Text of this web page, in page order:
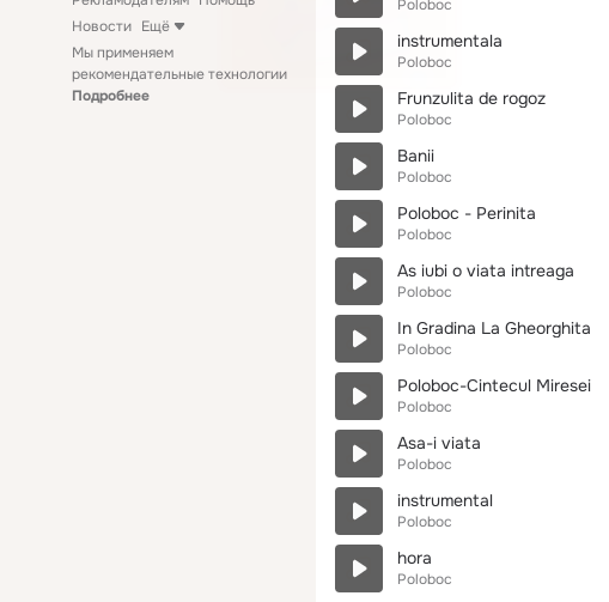
Новости Ещё
Мы применяем
рекомендательные технологии
Подробнее
Poloboc
instrumentala
Poloboc
Frunzulita de rogoz
Poloboc
Banii
Poloboc
Poloboc - Perinita
Poloboc
As iubi o viata intreaga
Poloboc
In Gradina La Gheorghita
Poloboc
Poloboc-Cintecul Miresei
Poloboc
Asa-i viata
Poloboc
instrumental
Poloboc
hora
Poloboc